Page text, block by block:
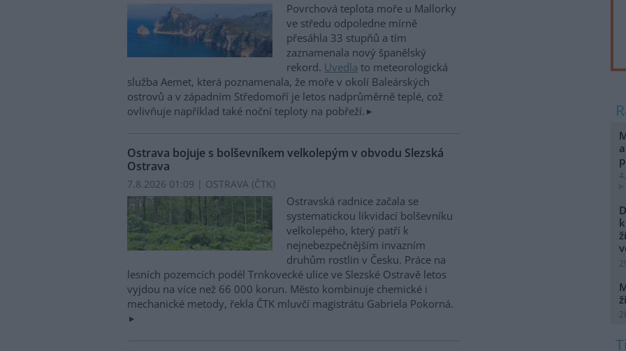
Povrchová teplota moře u Mallorky
ve středu odpoledne mírně
přesáhla 33 stupňů a tím
zaznamenala nový španělský
rekord. Uvedla to meteorologická
služba Aemet, která poznamenala, že moře v okolí Baleárských
ostrovů a v západním Středomoří je letos nadprůměrně teplé, což
ovlivňuje například také noční teploty na pobřeží.
Ostrava bojuje s bolševníkem velkolepým v obvodu Slezská
Ostrava
7.8.2026 01:09 | OSTRAVA (ČTK)
Ostravská radnice začala se
systematickou likvidací bolševníku
velkolepého, který patří k
nejnebezpečnějším invazním
druhům rostlin v Česku. Práce na
lesních pozemcích podél Trnkovecké ulice ve Slezské Ostravě letos
vyjdou na více než 66 000 korun. Město kombinuje chemické i
mechanické metody, řekla ČTK mluvčí magistrátu Gabriela Pokorná.